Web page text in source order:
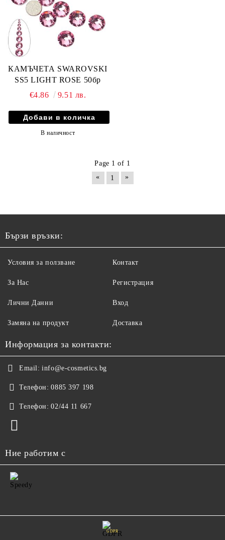
КАМЪЧЕТА SWAROVSKI
SS5 LIGHT ROSE 50бр
€4.86
9.51 лв.
В наличност
Page 1 of 1
«
1 »
Бързи връзки:
Условия за ползване
За Нас
Лични Данни
Замяна на продукт
Контакт
Регистрация
Вход
Доставка
Информация за контакти:
Email: info@e-cosmetics.bg
Телефон: 0885 397 198
Телефон: 02/44 11 667
Ние работим с
GDPR